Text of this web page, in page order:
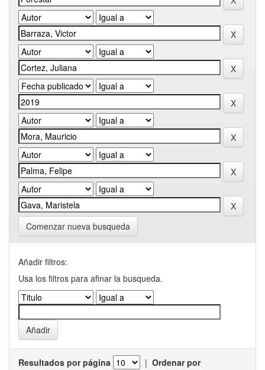
Comenzar nueva busqueda
Añadir filtros:
Usa los filtros para afinar la busqueda.
Resultados por página | Ordenar por